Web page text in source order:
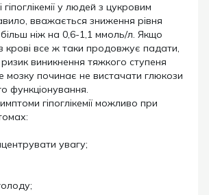
у людей з цукровим
вважається зниження рівня
ніж на 0,6-1,1 ммоль/л. Якщо
крові все ж таки продовжує падати,
виникнення тяжкого ступеня
мозку починає не вистачати глюкози
функціонування.
гіпоглікемії можливо при
увагу;